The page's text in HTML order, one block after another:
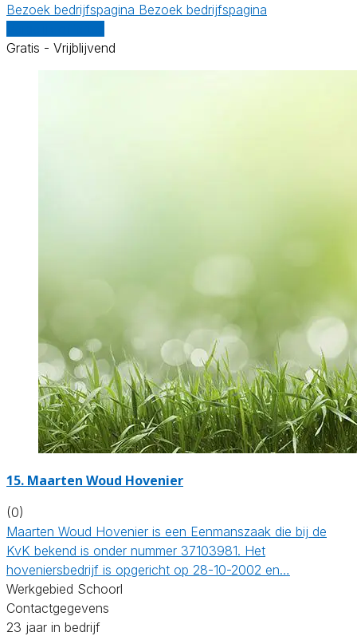
Bezoek bedrijfspagina Bezoek bedrijfspagina
Gratis - Vrijblijvend
15. Maarten Woud Hovenier
(0)
Maarten Woud Hovenier is een Eenmanszaak die bij de
KvK bekend is onder nummer 37103981. Het
hoveniersbedrijf is opgericht op 28-10-2002 en…
Werkgebied Schoorl
Contactgegevens
23 jaar in bedrijf